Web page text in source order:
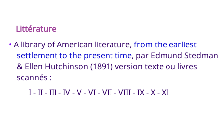
Littérature
• A library of American literature, from the earliest
settlement to the present time, par Edmund Stedman
& Ellen Hutchinson (1891) version texte ou livres
scannés :
I-II-III-IV-V-VI-VII-VIII-IX-X-XI